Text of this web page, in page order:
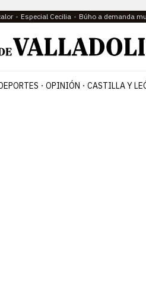
Especial Cecilia Búho a demanda
OPINIÓN CASTILLA Y